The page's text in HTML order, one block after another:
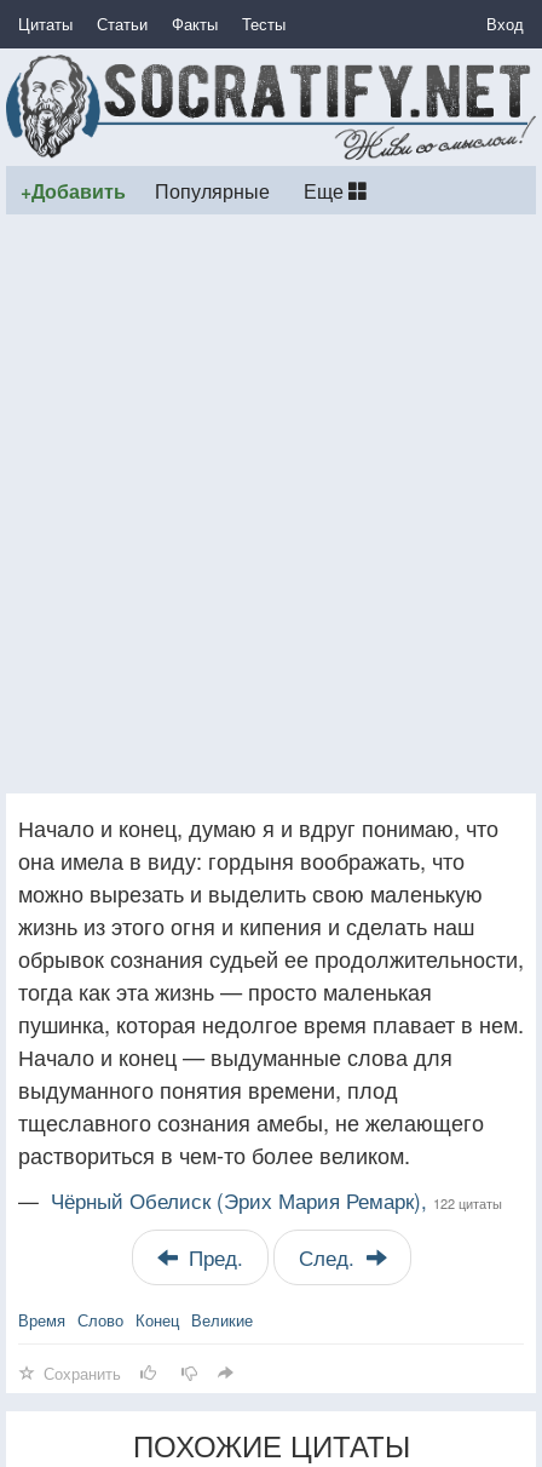
Цитаты Статьи Факты Тесты Вход
+Добавить Популярные Еще
Начало и конец, думаю я и вдруг понимаю, что
она имела в виду: гордыня воображать, что
можно вырезать и выделить свою маленькую
жизнь из этого огня и кипения и сделать наш
обрывок сознания судьей ее продолжительности,
тогда как эта жизнь — просто маленькая
пушинка, которая недолгое время плавает в нем.
Начало и конец — выдуманные слова для
выдуманного понятия времени, плод
тщеславного сознания амебы, не желающего
раствориться в чем-то более великом.
— Чёрный Обелиск (Эрих Мария Ремарк), 122 цитаты
Пред. След.
Время Слово Конец Великие
Сохранить
ПОХОЖИЕ ЦИТАТЫ